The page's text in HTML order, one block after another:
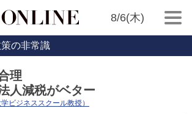
8/6(木)
の非常識
理
人減税がベター
学ビジネススクール教授）